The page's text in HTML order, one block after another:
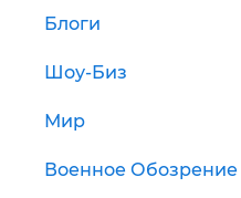
Блоги
Шоу-Биз
Мир
Военное Обозрение